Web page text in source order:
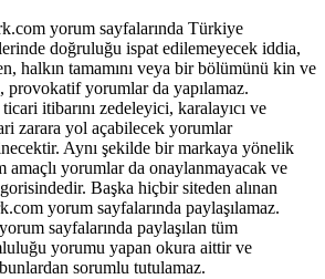
yorum sayfalarında Türkiye
doğruluğu ispat edilemeyecek iddia,
halkın tamamını veya bir bölümünü kin ve
provokatif yorumlar da yapılamaz.
itibarını zedeleyici, karalayıcı ve
zarara yol açabilecek yorumlar
Aynı şekilde bir markaya yönelik
amaçlı yorumlar da onaylanmayacak ve
Başka hiçbir siteden alınan
yorum sayfalarında paylaşılamaz.
sayfalarında paylaşılan tüm
yorumu yapan okura aittir ve
sorumlu tutulamaz.